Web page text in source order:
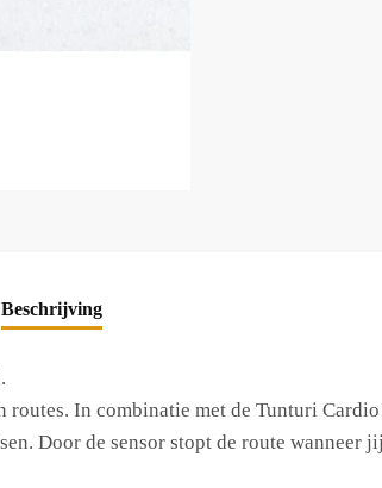
Beschrijving
In combinatie met de Tunturi
Door de sensor stopt de route wanneer